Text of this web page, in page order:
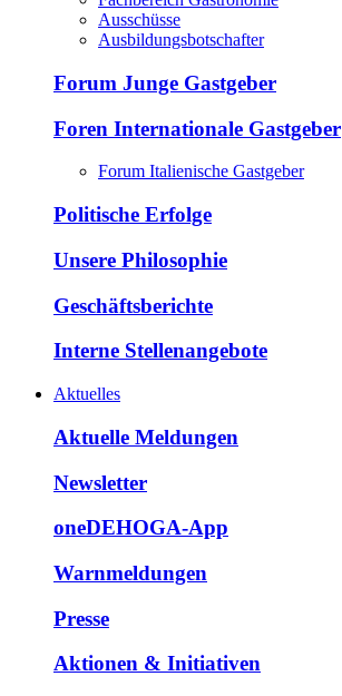
Ausschüsse
Ausbildungsbotschafter
Forum Junge Gastgeber
Foren Internationale Gastgeber
Forum Italienische Gastgeber
Politische Erfolge
Unsere Philosophie
Geschäftsberichte
Interne Stellenangebote
Aktuelles
Aktuelle Meldungen
Newsletter
oneDEHOGA-App
Warnmeldungen
Presse
Aktionen & Initiativen